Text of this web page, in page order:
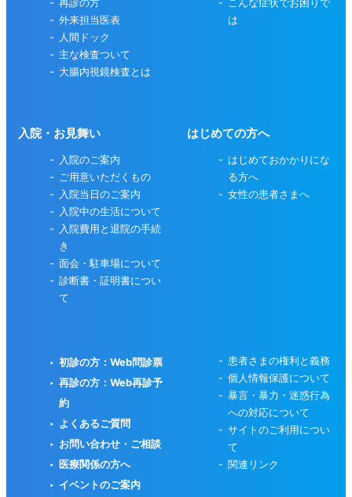
再診の方
外来担当医表
人間ドック
主な検査ついて
大腸内視鏡検査とは
こんな症状でお困りで
は
入院・お見舞い
入院のご案内
ご用意いただくもの
入院当日のご案内
入院中の生活について
入院費用と退院の手続
き
面会・駐車場について
診断書・証明書につい
て
はじめての方へ
はじめておかかりにな
る方へ
女性の患者さまへ
初診の方：Web問診票
再診の方：Web再診予
約
よくあるご質問
お問い合わせ・ご相談
医療関係の方へ
イベントのご案内
患者さまの権利と義務
個人情報保護について
暴言・暴力・迷惑行為
への対応について
サイトのご利用につい
て
関連リンク